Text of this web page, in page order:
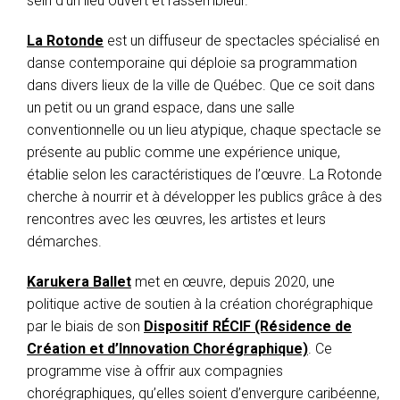
La Rotonde est un diffuseur de spectacles spécialisé en
danse contemporaine qui déploie sa programmation
dans divers lieux de la ville de Québec. Que ce soit dans
un petit ou un grand espace, dans une salle
conventionnelle ou un lieu atypique, chaque spectacle se
présente au public comme une expérience unique,
établie selon les caractéristiques de l’œuvre. La Rotonde
cherche à nourrir et à développer les publics grâce à des
rencontres avec les œuvres, les artistes et leurs
démarches.
Karukera Ballet met en œuvre, depuis 2020, une
politique active de soutien à la création chorégraphique
par le biais de son Dispositif RÉCIF (Résidence de
Création et d’Innovation Chorégraphique). Ce
programme vise à offrir aux compagnies
chorégraphiques, qu’elles soient d’envergure caribéenne,